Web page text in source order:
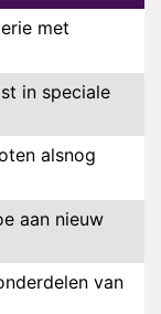
met
in speciale
alsnog
aan nieuw
van